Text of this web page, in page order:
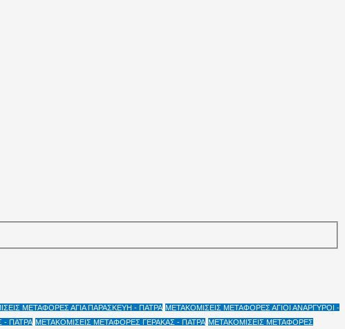
ΜΕΤΑΦΟΡΕΣ ΑΓΙΑ ΠΑΡΑΣΚΕΥΗ - ΠΑΤΡΑ ΜΕΤΑΚΟΜΙΣΕΙΣ ΜΕΤΑΦΟΡΕΣ ΑΓΙΟΙ ΑΝΑΡΓΥΡΟΙ -
- ΠΑΤΡΑ ΜΕΤΑΚΟΜΙΣΕΙΣ ΜΕΤΑΦΟΡΕΣ ΓΕΡΑΚΑΣ - ΠΑΤΡΑ ΜΕΤΑΚΟΜΙΣΕΙΣ ΜΕΤΑΦΟΡΕΣ